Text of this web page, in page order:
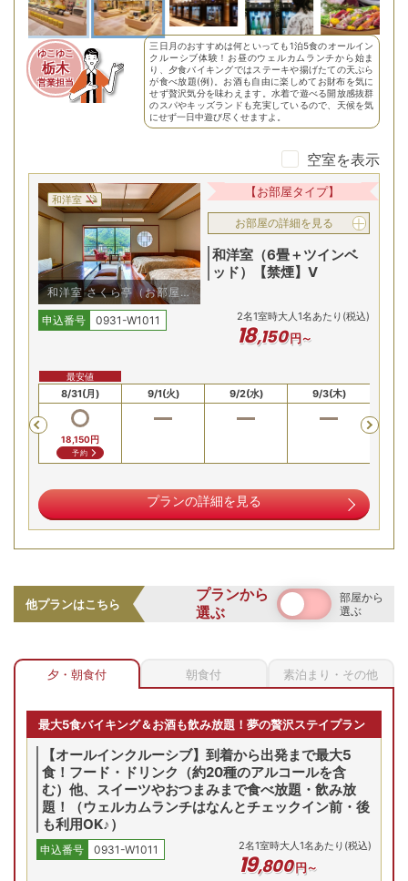
ゆこゆこ
栃木
営業担当
三日月のおすすめは何といっても1泊5食のオールイン
クルーシブ体験！お昼のウェルカムランチから始ま
り、夕食バイキングではステーキや揚げたての天ぷら
が食べ放題(例)。お酒も自由に楽しめてお財布を気に
せず贅沢気分を味わえます。水着で遊べる開放感抜群
のスパやキッズランドも充実しているので、天候を気
にせず一日中遊び尽くせますよ。
空室を表示
和洋室
和洋室 さくら亭（お部屋の
ご指定不可）※例
【お部屋タイプ】
お部屋の詳細を見る
和洋室（6畳＋ツインベ
ッド）【禁煙】V
申込番号 0931-W1011 2名1室時大人1名あたり(税込)
18,150円～
Previous
8/31(月)
18,150円
予約
最安値
9/1(火) 9/2(水) 9/3(木)
プランの詳細を見る
他プランはこちら
プランから
選ぶ
部屋から
選ぶ
夕・朝食付 朝食付 素泊まり・その他
最大5食バイキング＆お酒も飲み放題！夢の贅沢ステイプラン
【オールインクルーシブ】到着から出発まで最大5
食！フード・ドリンク（約20種のアルコールを含
む）他、スイーツやおつまみまで食べ放題・飲み放
題！（ウェルカムランチはなんとチェックイン前・後
も利用OK♪）
申込番号 0931-W1011 2名1室時大人1名あたり(税込)
19,800円～